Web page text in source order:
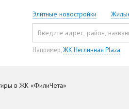
Элитные новостройки
Например,ЖК Неглинная Plaza
в ЖК «ФилиЧета»